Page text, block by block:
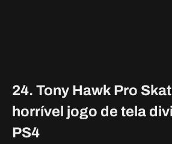
24. Tony Hawk Pro
horrível jogo de tela
PS4